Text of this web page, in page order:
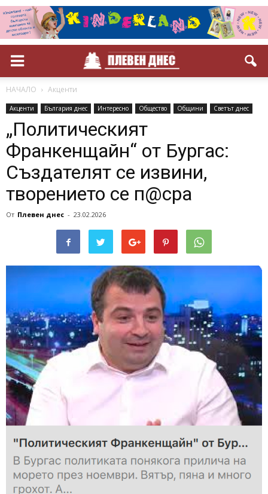
НАЧАЛО Акценти
Акценти България днес Интересно Общество Общини Светът днес
„Политическият
Франкенщайн“ от Бургас:
Създателят се извини,
творението се п@сра
От Плевен днес - 23.02.2026